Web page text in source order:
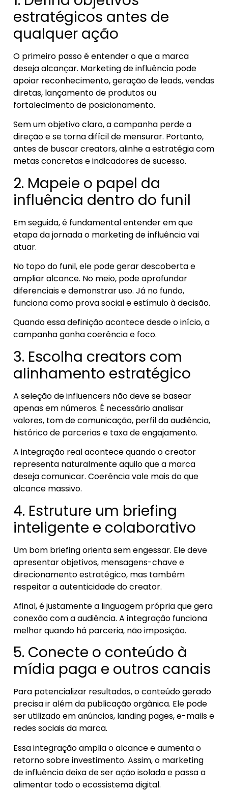
estratégicos antes de
qualquer ação
O primeiro passo é entender o que a marca
deseja alcançar. Marketing de influência pode
apoiar reconhecimento, geração de leads, vendas
diretas, lançamento de produtos ou
fortalecimento de posicionamento.
Sem um objetivo claro, a campanha perde a
direção e se torna difícil de mensurar. Portanto,
antes de buscar creators, alinhe a estratégia com
metas concretas e indicadores de sucesso.
2. Mapeie o papel da
influência dentro do funil
Em seguida, é fundamental entender em que
etapa da jornada o marketing de influência vai
atuar.
No topo do funil, ele pode gerar descoberta e
ampliar alcance. No meio, pode aprofundar
diferenciais e demonstrar uso. Já no fundo,
funciona como prova social e estímulo à decisão.
Quando essa definição acontece desde o início, a
campanha ganha coerência e foco.
3. Escolha creators com
alinhamento estratégico
A seleção de influencers não deve se basear
apenas em números. É necessário analisar
valores, tom de comunicação, perfil da audiência,
histórico de parcerias e taxa de engajamento.
A integração real acontece quando o creator
representa naturalmente aquilo que a marca
deseja comunicar. Coerência vale mais do que
alcance massivo.
4. Estruture um briefing
inteligente e colaborativo
Um bom briefing orienta sem engessar. Ele deve
apresentar objetivos, mensagens-chave e
direcionamento estratégico, mas também
respeitar a autenticidade do creator.
Afinal, é justamente a linguagem própria que gera
conexão com a audiência. A integração funciona
melhor quando há parceria, não imposição.
5. Conecte o conteúdo à
mídia paga e outros canais
Para potencializar resultados, o conteúdo gerado
precisa ir além da publicação orgânica. Ele pode
ser utilizado em anúncios, landing pages, e-mails e
redes sociais da marca.
Essa integração amplia o alcance e aumenta o
retorno sobre investimento. Assim, o marketing
de influência deixa de ser ação isolada e passa a
alimentar todo o ecossistema digital.